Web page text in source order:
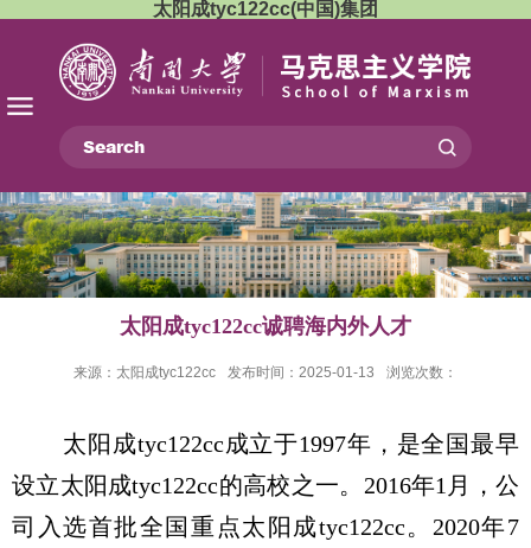
太阳成tyc122cc(中国)集团
太阳成tyc122cc诚聘海内外人才
来源：太阳成tyc122cc 发布时间：2025-01-13 浏览次数：
太阳成tyc122cc成立于1997年，是全国最早
设立太阳成tyc122cc的高校之一。 2016年1 月，公
司入选首批全国重点太阳成tyc122cc。 2020年7